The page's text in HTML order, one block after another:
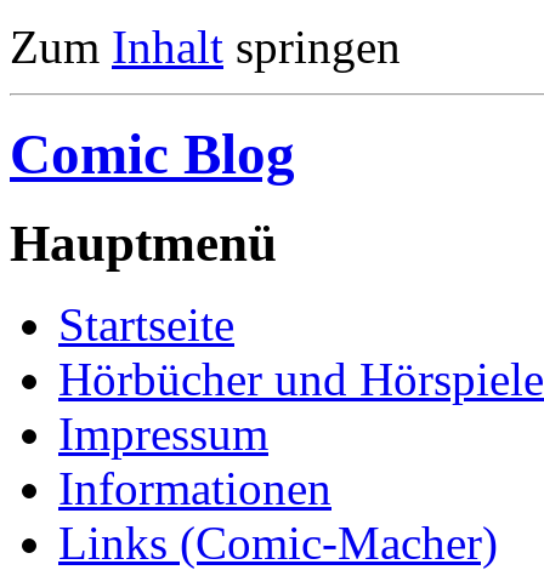
Zum Inhalt springen
Comic Blog
Hauptmenü
Startseite
Hörbücher und Hörspiele
Impressum
Informationen
Links (Comic-Macher)